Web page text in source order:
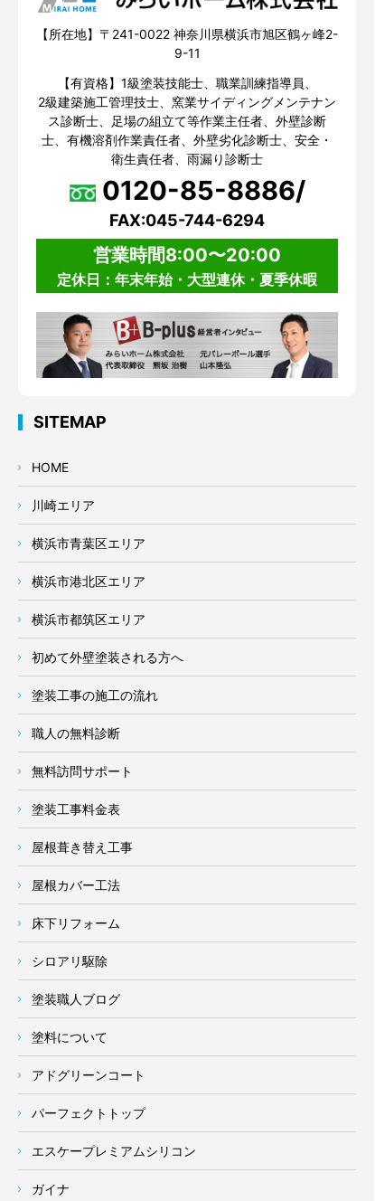
【所在地】〒241-0022 神奈川県横浜市旭区鶴ヶ峰2-
9-11
【有資格】1級塗装技能士、職業訓練指導員、
2級建築施工管理技士、窯業サイディングメンテナン
ス診断士、足場の組立て等作業主任者、外壁診断
士、有機溶剤作業責任者、外壁劣化診断士、安全・
衛生責任者、雨漏り診断士
0120-85-8886/
FAX:045-744-6294
営業時間8:00〜20:00
定休日：年末年始・大型連休・夏季休暇
SITEMAP
HOME
川崎エリア
横浜市青葉区エリア
横浜市港北区エリア
横浜市都筑区エリア
初めて外壁塗装される方へ
塗装工事の施工の流れ
職人の無料診断
無料訪問サポート
塗装工事料金表
屋根葺き替え工事
屋根カバー工法
床下リフォーム
シロアリ駆除
塗装職人ブログ
塗料について
アドグリーンコート
パーフェクトトップ
エスケープレミアムシリコン
ガイナ